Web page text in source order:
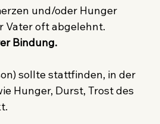
und/oder Hunger
Vater oft abgelehnt.
Bindung.
sollte stattfinden, in der
Hunger, Durst, Trost des